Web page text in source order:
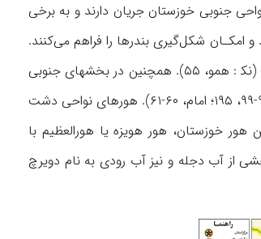
جنوبی خوزستان جریان دارند و به برخی
امکـان شکل‌گیری بندرها را فراهم می‌کنند.
بزرگ‌ترین این خورها، خور موسى / هور مورا است که امکان ایجاد بندرهای ماهشهر و امام خمینی را فراهم کرده است (نک‍ : همو، ۵۵). همچنین در بخشهای جنوبی
و باختری خوزستان، به‌سبب سرریز آب رودها، دریاچه‌هایی تشکیل شده‌اند که «هور» نامیده می‌شوند (نک‍ : اهلرس، ۹۸-۹۹، ۱۹۵؛ امام، ۶۰-۶۱). هورهای نواحی دشت
و هورهای اطراف دزفول بسیار وسیع‌اند (نک‍‌ : همو، ۶۱؛ رزم‌آرا، ۲۰- ۲۸). بزرگ‌ترین هور خوزستان، هور هویزه یا هورالعظیم با
است و از آب کرخه، بخشی از آب دجله و نیز آب رودی به نام دویرچ